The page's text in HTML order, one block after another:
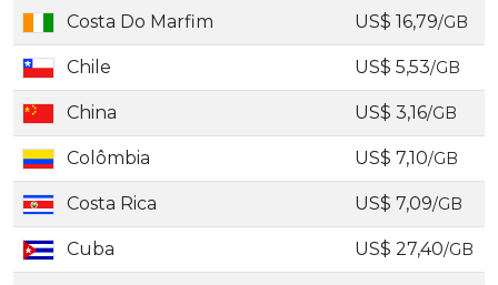
Costa Do Marfim US$ 16,79/GB
Chile US$ 5,53/GB
China US$ 3,16/GB
Colômbia US$ 7,10/GB
Costa Rica US$ 7,09/GB
Cuba US$ 27,40/GB